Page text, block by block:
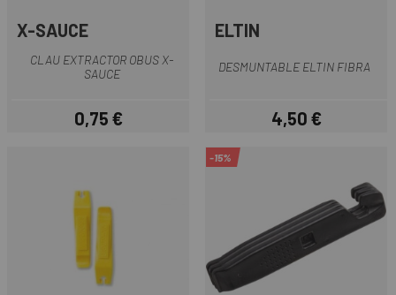
X-SAUCE
CLAU EXTRACTOR OBUS X-
SAUCE
Preu
0,75 €
ELTIN
DESMUNTABLE ELTIN FIBRA
Preu
4,50 €
-15%